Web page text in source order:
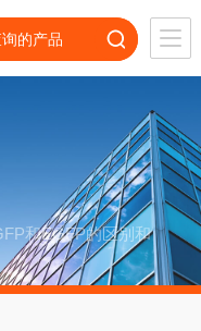
和EGFP的区别和